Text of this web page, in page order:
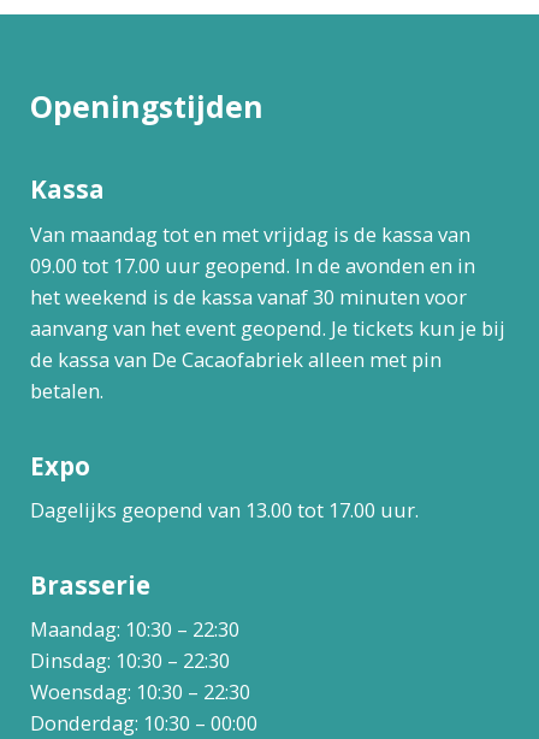
Openingstijden
Kassa
Van maandag tot en met vrijdag is de kassa van
09.00 tot 17.00 uur geopend. In de avonden en in
het weekend is de kassa vanaf 30 minuten voor
aanvang van het event geopend. Je tickets kun je bij
de kassa van De Cacaofabriek alleen met pin
betalen.
Expo
Dagelijks geopend van 13.00 tot 17.00 uur.
Brasserie
Maandag: 10:30 – 22:30
Dinsdag: 10:30 – 22:30
Woensdag: 10:30 – 22:30
Donderdag: 10:30 – 00:00